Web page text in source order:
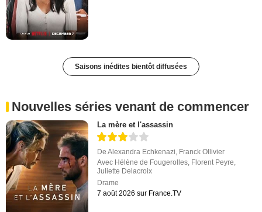
Saisons inédites bientôt diffusées
Nouvelles séries venant de commencer
La mère et l'assassin
DeAlexandra Echkenazi Franck Ollivier
Avec Hélène de Fougerolles Florent Peyre
Juliette Delacroix
Drame
7 août 2026 sur France.TV